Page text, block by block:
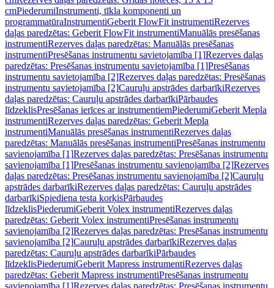
cmPiederumiInstrumenti, tīkla komponenti un
programmatūraInstrumentiGeberit FlowFit instrumentiRezerves
daļas paredzētas: Geberit FlowFit instrumentiManuālās presēšanas
instrumentiRezerves daļas paredzētas: Manuālās presēšanas
instrumentiPresēšanas instrumentu savietojamība [1]Rezerves daļas
paredzētas: Presēšanas instrumentu savietojamība [1]Presēšanas
instrumentu savietojamība [2]Rezerves daļas paredzētas: Presēšanas
instrumentu savietojamība [2]Cauruļu apstrādes darbarīkiRezerves
daļas paredzētas: Cauruļu apstrādes darbarīkiPārbaudes
līdzeklisPresēšanas ierīces ar instrumentiemPiederumiGeberit Mepla
instrumentiRezerves daļas paredzētas: Geberit Mepla
instrumentiManuālās presēšanas instrumentiRezerves daļas
paredzētas: Manuālās presēšanas instrumentiPresēšanas instrumentu
savienojamība [1]Rezerves daļas paredzētas: Presēšanas instrumentu
savienojamība [1]Presēšanas instrumentu savienojamība [2]Rezerves
daļas paredzētas: Presēšanas instrumentu savienojamība [2]Cauruļu
apstrādes darbarīkiRezerves daļas paredzētas: Cauruļu apstrādes
darbarīkiSpiediena testa korķisPārbaudes
līdzeklisPiederumiGeberit Volex instrumentiRezerves daļas
paredzētas: Geberit Volex instrumentiPresēšanas instrumentu
savienojamība [2]Rezerves daļas paredzētas: Presēšanas instrumentu
savienojamība [2]Cauruļu apstrādes darbarīkiRezerves daļas
paredzētas: Cauruļu apstrādes darbarīkiPārbaudes
līdzeklisPiederumiGeberit Mapress instrumentiRezerves daļas
paredzētas: Geberit Mapress instrumentiPresēšanas instrumentu
savienojamība [1]Rezerves daļas paredzētas: Presēšanas instrumentu